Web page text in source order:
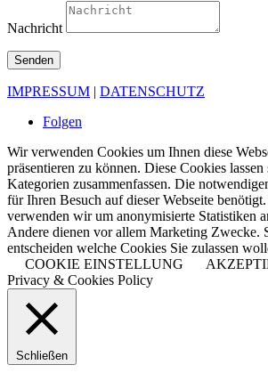
Nachricht
Senden
IMPRESSUM | DATENSCHUTZ
Folgen
Wir verwenden Cookies um Ihnen diese
präsentieren zu können. Diese Cookies
Kategorien zusammenfassen. Die
für Ihren Besuch auf dieser Webseite
verwenden wir um anonymisierte Statistiken
Andere dienen vor allem Marketing Zwecke.
entscheiden welche Cookies Sie zulassen
COOKIE EINSTELLUNG
Privacy & Cookies Policy
Schließen